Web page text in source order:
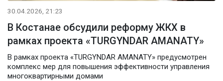
30.04.2026, 21:23
В Костанае обсудили реформу ЖКХ в
рамках проекта «TURGYNDAR AMANATY»
В рамках проекта «TURGYNDAR AMANATY» предусмотрен
комплекс мер для повышения эффективности управления
многоквартирными домами